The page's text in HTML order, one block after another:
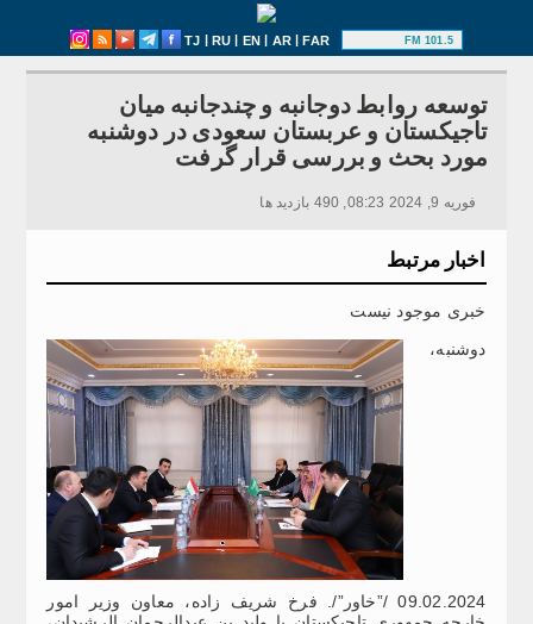
TJ | RU | EN | AR|FAR 101.5 FM
توسعه روابط دوجانبه و چندجانبه میان
تاجیکستان و عربستان سعودی در دوشنبه
مورد بحث و بررسی قرار گرفت
فوریه 9, 2024 08:23, 490 بازدید ها
اخبار مرتبط
خبری موجود نیست
دوشنبه،
09.02.2024 /”خاور”/. فرخ شریف زاده، معاون وزیر امور